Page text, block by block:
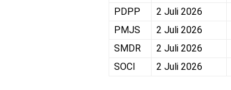
PDPP
2 Juli 2026
PMJS
2 Juli 2026
SMDR
2 Juli 2026
SOCI
2 Juli 2026